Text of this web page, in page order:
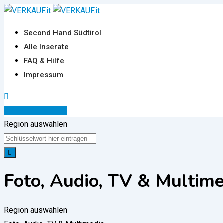
Zum
springen
Second Hand Südtirol
Alle Inserate
FAQ & Hilfe
Impressum
Region auswählen
Foto, Audio, TV &
Region auswählen